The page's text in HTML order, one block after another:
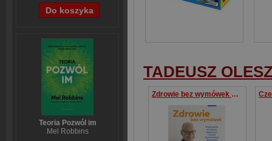
Teoria Pozwól im
Mel Robbins
TADEUSZ
Zdrowie bez wymówek Przewodnik po diecie, badaniach i terapii hormonalnej dla kobiet i mężczyzn